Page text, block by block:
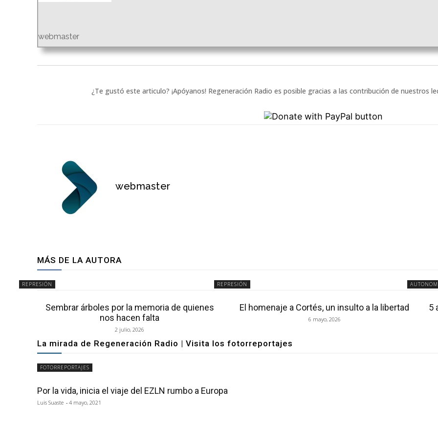
webmaster
¿Te gustó este articulo? ¡Apóyanos! Regeneración Radio es posible gracias a las contribución de nuestros
webmaster
MÁS DE LA AUTORA
REPRESIÓN
Sembrar árboles por la memoria de quienes
nos hacen falta
2 julio, 2026
REPRESIÓN
El homenaje a Cortés, un insulto a la libertad
6 mayo, 2026
5
La mirada de Regeneración Radio | Visita los fotorreportajes
FOTORREPORTAJES
Por la vida, inicia el viaje del EZLN rumbo a Europa
Luis Suaste - 4 mayo, 2021